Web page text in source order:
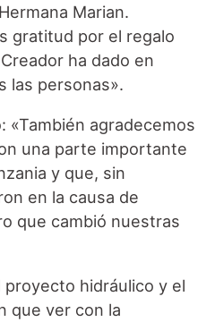
Marian.
gratitud por el regalo
ha dado en
las personas».
«También agradecemos
una parte importante
y que, sin
en la causa de
que cambió nuestras
proyecto hidráulico y el
que ver con la